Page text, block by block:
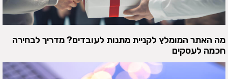
מה האתר המומלץ לקניית מתנות לעובדים? מדריך לבחירה
חכמה לעסקים